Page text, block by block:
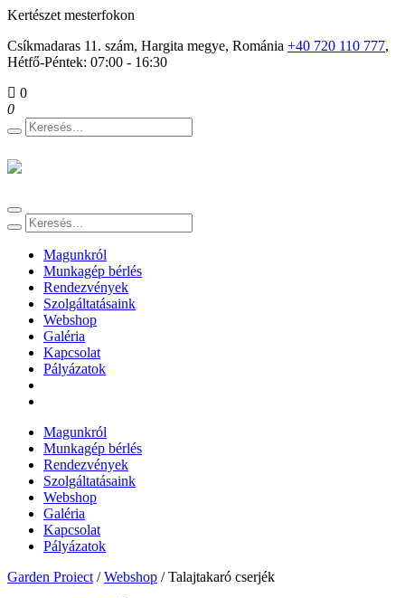
Kertészet mesterfokon
Csíkmadaras 11. szám, Hargita megye, Románia +40 720 110 777,
Hétfő-Péntek: 07:00 - 16:30
0
0
Toggle
navigation
Magunkról
Munkagép bérlés
Rendezvények
Szolgáltatásaink
Webshop
Galéria
Kapcsolat
Pályázatok
Magunkról
Munkagép bérlés
Rendezvények
Szolgáltatásaink
Webshop
Galéria
Kapcsolat
Pályázatok
Garden Proiect /Webshop / Talajtakaró cserjék